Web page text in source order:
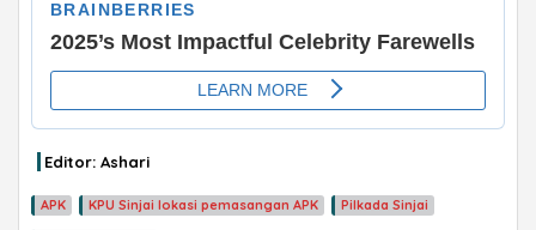
Editor: Ashari
APK KPU Sinjai lokasi pemasangan APK Pilkada Sinjai